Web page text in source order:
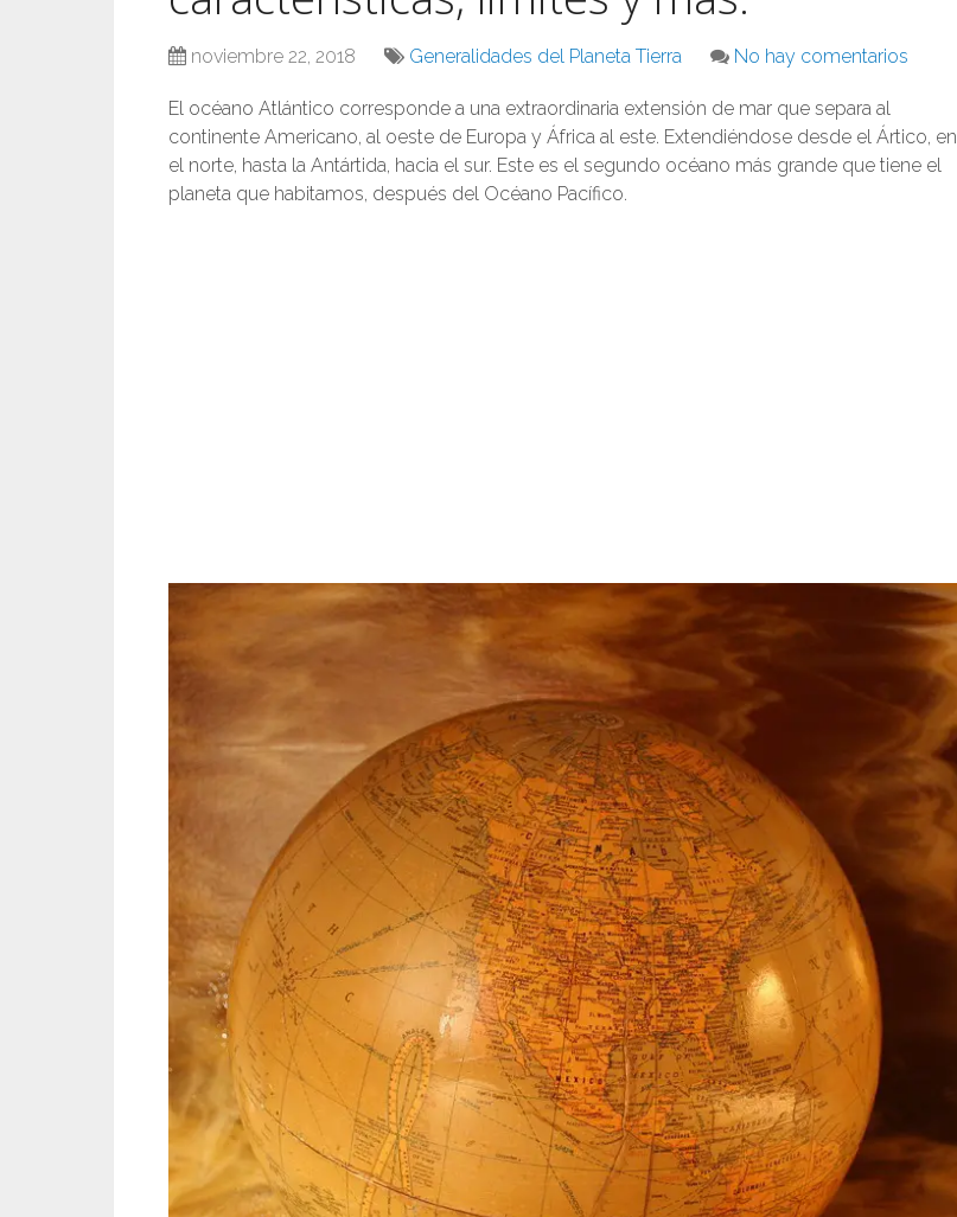
noviembre 22, 2018 Generalidades del Planeta Tierra No hay comentarios
El océano Atlántico corresponde a una extraordinaria extensión de mar que separa al
continente Americano, al oeste de Europa y África al este. Extendiéndose desde el Ártico, en
el norte, hasta la Antártida, hacia el sur. Este es el segundo océano más grande que tiene el
planeta que habitamos, después del Océano Pacífico.